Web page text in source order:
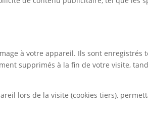
à votre appareil. Ils sont enregistrés
supprimés à la fin de votre visite,
lors de la visite (cookies tiers),